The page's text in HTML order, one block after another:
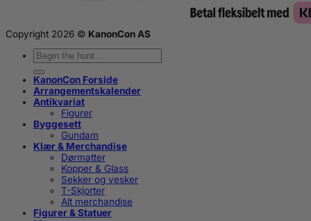
Copyright 2026 © KanonCon AS
Søk
etter:
KanonCon Forside
Arrangementskalender
Antikvariat
Figurer
Byggesett
Gundam
Klær & Merchandise
Dørmatter
Kopper & Glass
Sekker og vesker
T-Skjorter
Alt merchandise
Figurer & Statuer